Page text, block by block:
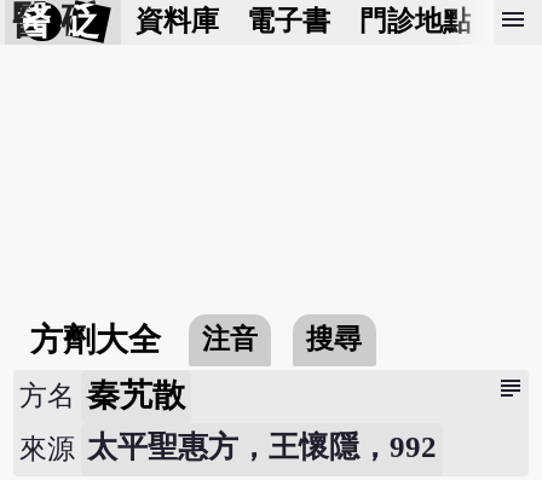
醫 砭 資料庫 電子書 門診地點 預
menu
方劑大全 注音 搜尋
subject
方名 秦艽散
來源 太平聖惠方，王懷隱，992